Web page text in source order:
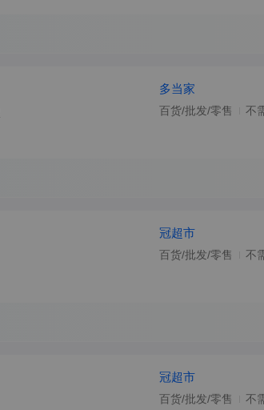
多当家
百货/批发/零售 不
冠超市
百货/批发/零售 不
冠超市
百货/批发/零售 不